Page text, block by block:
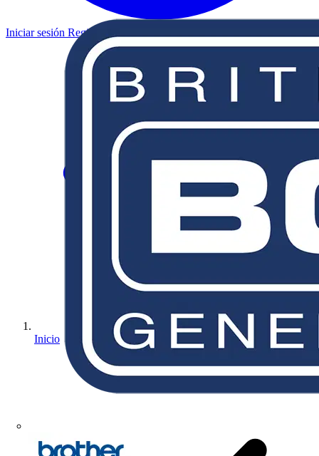
Iniciar sesión Registrarse
Inicio